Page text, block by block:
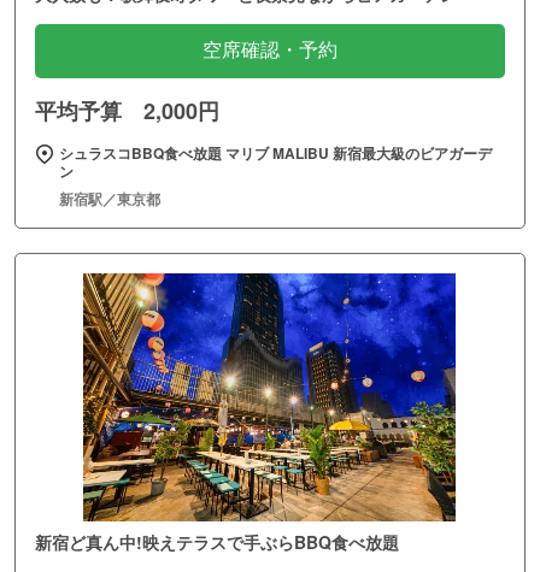
空席確認・予約
平均予算 2,000円
シュラスコBBQ食べ放題 マリブ MALIBU 新宿最大級のビアガーデ
ン
新宿駅／東京都
新宿ど真ん中!映えテラスで手ぶらBBQ食べ放題